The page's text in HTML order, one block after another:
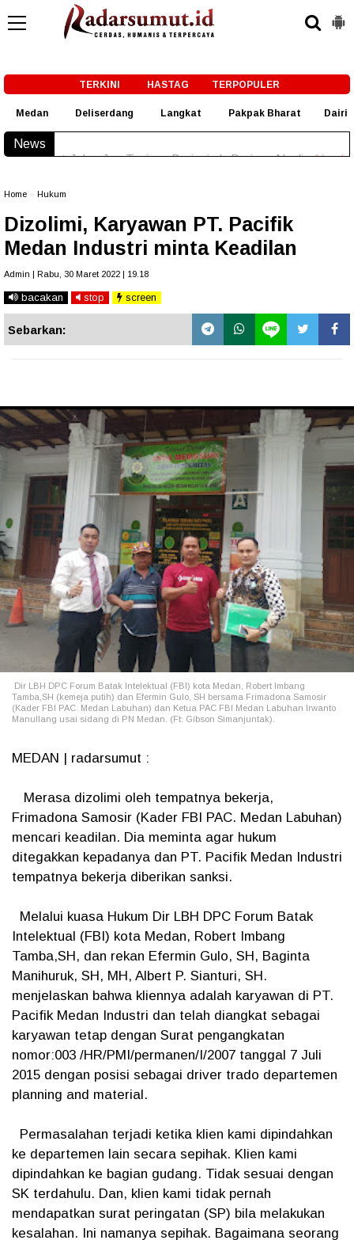
TERKINI HASTAG TERPOPULER
Medan Deliserdang Langkat Pakpak Bharat Dairi
NewsDuta Genre Harus Jadi Penggerak Remaja, Rico
Home Hukum
Dizolimi, Karyawan PT. Pacifik
Medan Industri minta Keadilan
Admin | Rabu, 30 Maret 2022 | 19.18
bacakan stop screen
Sebarkan:
Dir LBH DPC Forum Batak Intelektual (FBI) kota Medan, Robert Imbang
Tamba,SH (kemeja putih) dan Efermin Gulo, SH bersama Frimadona Samosir
(Kader FBI PAC. Medan Labuhan) dan Ketua PAC FBI Medan Labuhan Irwanto
Manullang usai sidang di PN Medan. (Ft: Gibson Simanjuntak).
MEDAN | radarsumut :
Merasa dizolimi oleh tempatnya bekerja,
Frimadona Samosir (Kader FBI PAC. Medan Labuhan)
mencari keadilan. Dia meminta agar hukum
ditegakkan kepadanya dan PT. Pacifik Medan Industri
tempatnya bekerja diberikan sanksi.
Melalui kuasa Hukum Dir LBH DPC Forum Batak
Intelektual (FBI) kota Medan, Robert Imbang
Tamba,SH, dan rekan Efermin Gulo, SH, Baginta
Manihuruk, SH, MH, Albert P. Sianturi, SH.
menjelaskan bahwa kliennya adalah karyawan di PT.
Pacifik Medan Industri dan telah diangkat sebagai
karyawan tetap dengan Surat pengangkatan
nomor:003 /HR/PMI/permanen/I/2007 tanggal 7 Juli
2015 dengan posisi sebagai driver trado departemen
planning and material.
Permasalahan terjadi ketika klien kami dipindahkan
ke departemen lain secara sepihak. Klien kami
dipindahkan ke bagian gudang. Tidak sesuai dengan
SK terdahulu. Dan, klien kami tidak pernah
mendapatkan surat peringatan (SP) bila melakukan
kesalahan. Ini namanya sepihak. Bagaimana seorang